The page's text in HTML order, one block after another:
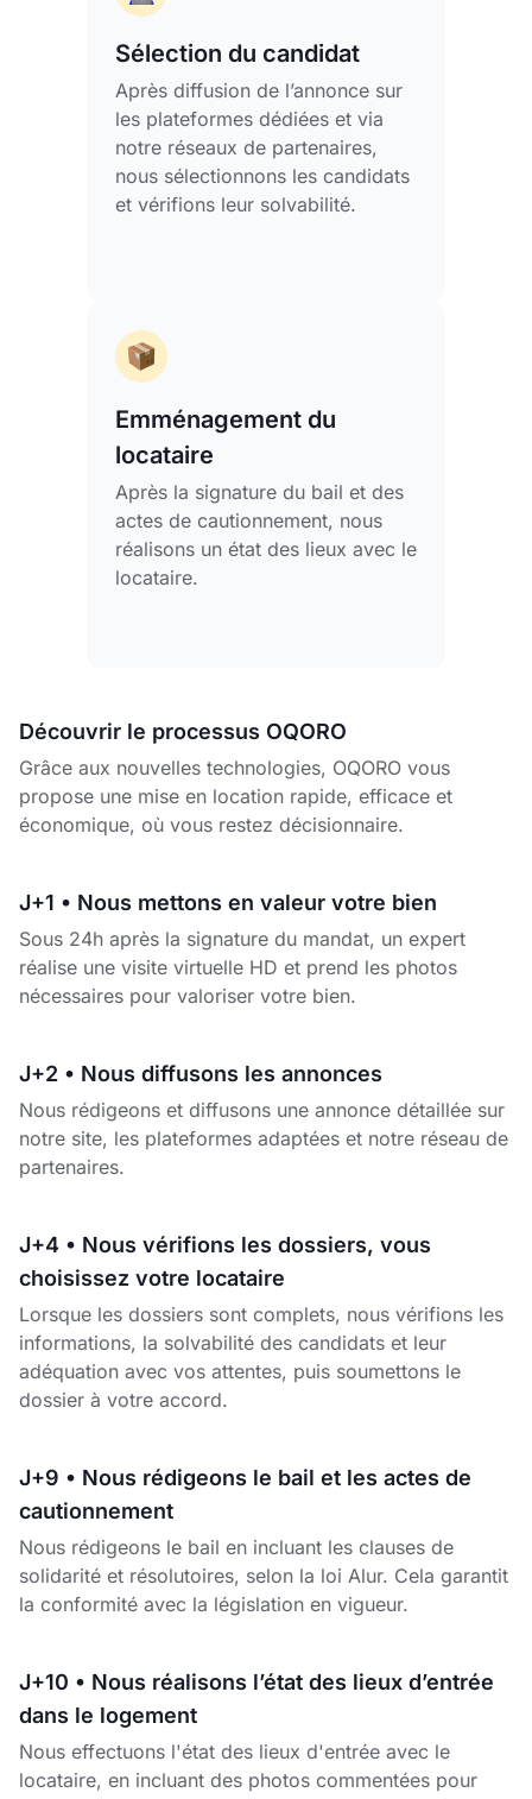
Sélection du candidat
Après diffusion de l’annonce sur
les plateformes dédiées et via
notre réseaux de partenaires,
nous sélectionnons les candidats
et vérifions leur solvabilité.
Emménagement du
locataire
Après la signature du bail et des
actes de cautionnement, nous
réalisons un état des lieux avec le
locataire.
Découvrir le processus OQORO
Grâce aux nouvelles technologies, OQORO vous
propose une mise en location rapide, efficace et
économique, où vous restez décisionnaire.
J+1 • Nous mettons en valeur votre bien
Sous 24h après la signature du mandat, un expert
réalise une visite virtuelle HD et prend les photos
nécessaires pour valoriser votre bien.
J+2 • Nous diffusons les annonces
Nous rédigeons et diffusons une annonce détaillée sur
notre site, les plateformes adaptées et notre réseau de
partenaires.
J+4 • Nous vérifions les dossiers, vous
choisissez votre locataire
Lorsque les dossiers sont complets, nous vérifions les
informations, la solvabilité des candidats et leur
adéquation avec vos attentes, puis soumettons le
dossier à votre accord.
J+9 • Nous rédigeons le bail et les actes de
cautionnement
Nous rédigeons le bail en incluant les clauses de
solidarité et résolutoires, selon la loi Alur. Cela garantit
la conformité avec la législation en vigueur.
J+10 • Nous réalisons l’état des lieux d’entrée
dans le logement
Nous effectuons l'état des lieux d'entrée avec le
locataire, en incluant des photos commentées pour